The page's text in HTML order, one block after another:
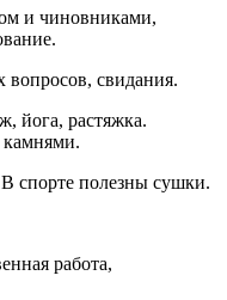
и чиновниками,
свидания.
йога, растяжка.
камнями.
спорте полезны сушки.
работа,